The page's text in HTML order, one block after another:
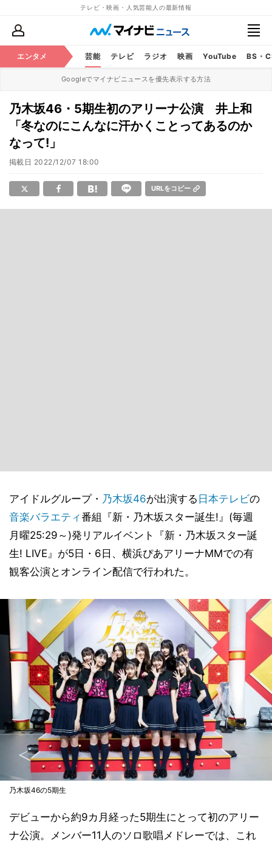
テレビ・映画・人気芸能人の最新情報
エンタメ 芸能 テレビ ラジオ 映画 YouTube BS・
Googleでマイナビニュースを優先表示する方法
乃木坂46・5期生初のアリーナ公演 井上和
「冬なのにこんなに汗かくことってあるのか
なって!」
掲載日 2022/12/07 18:00
URLをコピー
アイドルグループ・ 乃木坂46が出演する 日本テレビの
音楽バラエティ番組『新・乃木坂スター誕生!』(毎週
月曜25:29～)発リアルイベント『新・乃木坂スター誕
生! LIVE』が5日・6日、横浜ぴあアリーナMMでの有
観客公演とオンライン配信で行われた。
乃木坂46の5期生
デビューから約9カ月経った5期生にとって初のアリー
ナ公演。メンバー11人のソロ歌唱メドレーでは、これ